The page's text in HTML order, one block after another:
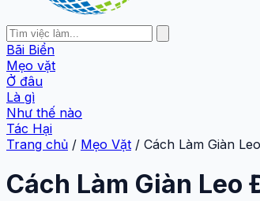
Bãi Biển
Mẹo vặt
Ở đâu
Là gì
Như thế nào
Tác Hại
Trang chủ / Mẹo Vặt / Cách Làm Giàn
Cách Làm Giàn Leo